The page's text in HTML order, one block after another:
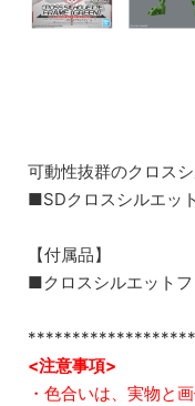
可動性抜群のクロス
■SDクロスシルエッ
【付属品】
■クロスシルエット
<注意事項>
・色合いは、実物と